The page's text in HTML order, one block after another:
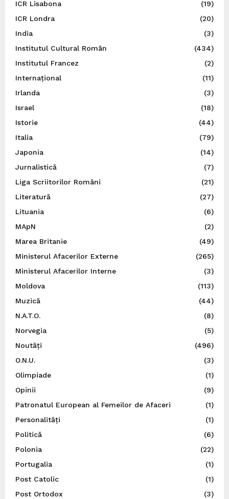
ICR Lisabona
(19)
ICR Londra
(20)
India
(3)
Institutul Cultural Român
(434)
Institutul Francez
(2)
Internațional
(11)
Irlanda
(3)
Israel
(18)
Istorie
(44)
Italia
(79)
Japonia
(14)
Jurnalistică
(7)
Liga Scriitorilor Români
(21)
Literatură
(27)
Lituania
(6)
MApN
(2)
Marea Britanie
(49)
Ministerul Afacerilor Externe
(265)
Ministerul Afacerilor Interne
(3)
Moldova
(113)
Muzică
(44)
N.A.T.O.
(8)
Norvegia
(5)
Noutăți
(496)
O.N.U.
(3)
Olimpiade
(1)
Opinii
(9)
Patronatul European al Femeilor de Afaceri
(1)
Personalități
(1)
Politică
(6)
Polonia
(22)
Portugalia
(1)
Post Catolic
(1)
Post Ortodox
(3)